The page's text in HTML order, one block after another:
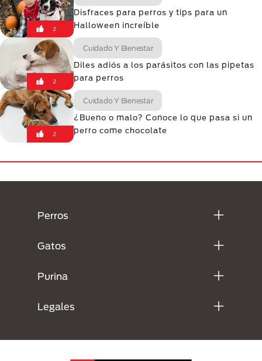
2
Disfraces para perros y tips para un
Halloween increíble
2
Cuidado Y Bienestar
Diles adiós a los parásitos con las pipetas
para perros
2
Cuidado Y Bienestar
¿Bueno o malo? Conoce lo que pasa si un
perro come chocolate
Perros
Gatos
Purina
Legales